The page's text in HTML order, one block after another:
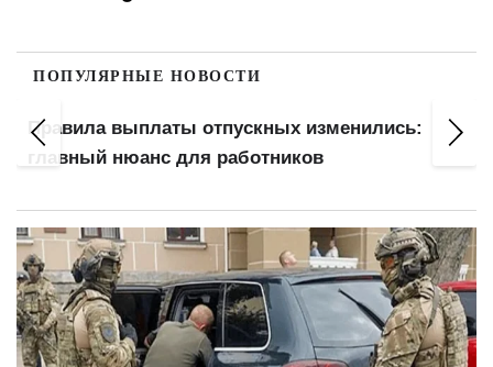
ПОПУЛЯРНЫЕ НОВОСТИ
Правила выплаты отпускных изменились:
главный нюанс для работников